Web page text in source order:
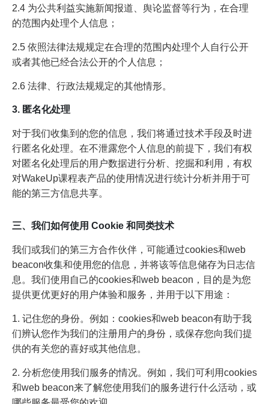
2.4 为公共利益实施新闻报道、舆论监督等行为，在合理
的范围内处理个人信息；
2.5 依照法律法规规定在合理的范围内处理个人自行公开
或者其他已经合法公开的个人信息；
2.6 法律、行政法规规定的其他情形。
3. 匿名化处理
对于我们收集到的您的信息，我们将通过技术手段及时进
行匿名化处理。在不泄露您个人信息的前提下，我们有权
对匿名化处理后的用户数据进行分析、挖掘和利用，有权
对WakeUp课程表产品的使用情况进行统计分析并用于可
能的第三方信息共享。
三、我们如何使用 Cookie 和同类技术
我们或我们的第三方合作伙伴，可能通过cookies和web
beacon收集和使用您的信息，并将该等信息储存为日志信
息。我们使用自己的cookies和web beacon，目的是为您
提供更优更好的用户体验和服务，并用于以下用途：
1. 记住您的身份。例如：cookies和web beacon有助于我
们辨认您作为我们的注册用户的身份，或保存您向我们提
供的有关您的喜好或其他信息。
2. 分析您使用我们服务的情况。例如，我们可利用cookies
和web beacon来了解您使用我们的服务进行什么活动，或